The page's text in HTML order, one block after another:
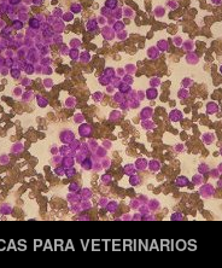
PARA VETERINARIOS